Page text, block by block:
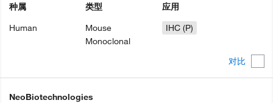
对比
种属
Human
类型
Mouse
Monoclonal
应用
IHC (P)
NeoBiotechnologies